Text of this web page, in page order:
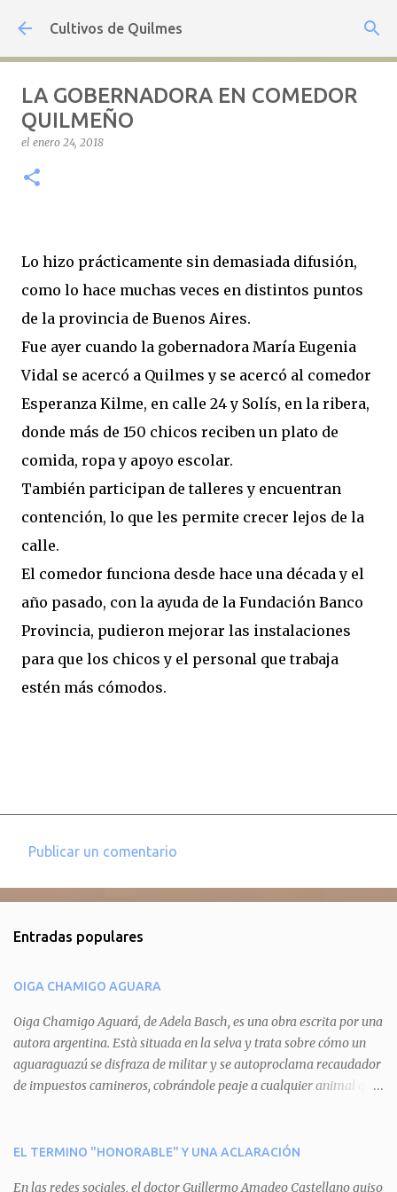
Ir al contenido principal
Cultivos de Quilmes
LA GOBERNADORA EN COMEDOR
QUILMEÑO
el enero 24, 2018
Lo hizo prácticamente sin demasiada difusión,
como lo hace muchas veces en distintos puntos
de la provincia de Buenos Aires.
Fue ayer cuando la gobernadora María Eugenia
Vidal se acercó a Quilmes y se acercó al comedor
Esperanza Kilme, en calle 24 y Solís, en la ribera,
donde más de 150 chicos reciben un plato de
comida, ropa y apoyo escolar.
También participan de talleres y encuentran
contención, lo que les permite crecer lejos de la
calle.
El comedor funciona desde hace una década y el
año pasado, con la ayuda de la Fundación Banco
Provincia, pudieron mejorar las instalaciones
para que los chicos y el personal que trabaja
estén más cómodos.
e
t
a
r
i
o
Publicar un comentario
Entradas populares
OIGA CHAMIGO AGUARA
Oiga Chamigo Aguará, de Adela Basch, es una obra escrita por una
autora argentina. Està situada en la selva y trata sobre cómo un
aguaraguazú se disfraza de militar y se autoproclama recaudador
de impuestos camineros, cobrándole peaje a cualquier animal que
aguará le provoca. De igual manera pasa con Tatú, el armadillo.
EL TERMINO "HONORABLE" Y UNA ACLARACIÓN
En las redes sociales, el doctor Guillermo Amadeo Castellano quiso